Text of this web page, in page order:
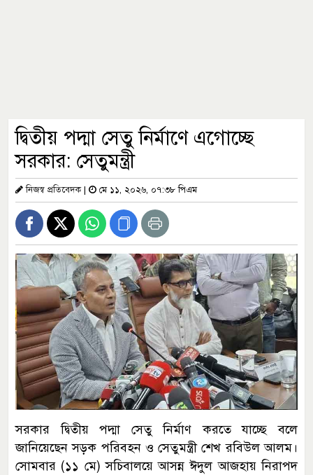
দ্বিতীয় পদ্মা সেতু নির্মাণে এগোচ্ছে
সরকার: সেতুমন্ত্রী
নিজস্ব প্রতিবেদক| মে ১১, ২০২৬, ০৭:৩৮ পিএম
সরকার দ্বিতীয় পদ্মা সেতু নির্মাণ করতে যাচ্ছে বলে
জানিয়েছেন সড়ক পরিবহন ও সেতুমন্ত্রী শেখ রবিউল আলম।
সোমবার (১১ মে) সচিবালয়ে আসন্ন ঈদুল আজহায় নিরাপদ